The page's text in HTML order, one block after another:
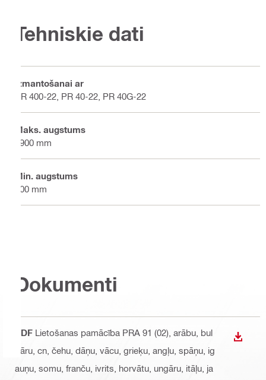
Tehniskie dati
Izmantošanai ar
PR 400-22, PR 40-22, PR 40G-22
Maks. augstums
1900 mm
Min. augstums
900 mm
Dokumenti
PDF Lietošanas pamācība PRA 91 (02) , arābu, bul
gāru, cn, čehu, dāņu, vācu, grieķu, angļu, spāņu, ig
auņu, somu, franču, ivrits, horvātu, ungāru, itāļu, ja